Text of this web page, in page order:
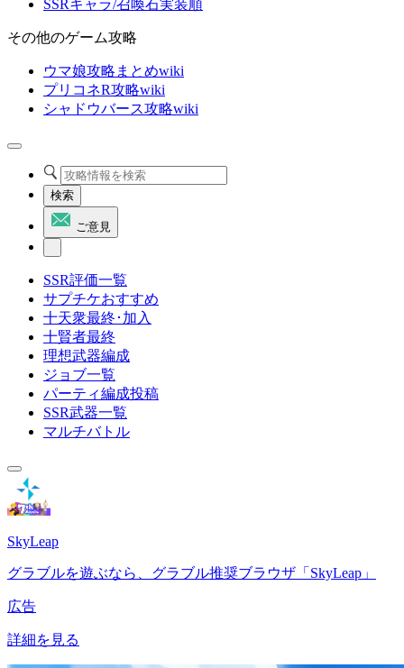
SSRキャラ/召喚石実装順
その他のゲーム攻略
ウマ娘攻略まとめwiki
プリコネR攻略wiki
シャドウバース攻略wiki
検索
ご意見
SSR評価一覧
サプチケおすすめ
十天衆最終･加入
十賢者最終
理想武器編成
ジョブ一覧
パーティ編成投稿
SSR武器一覧
マルチバトル
SkyLeap
グラブルを遊ぶなら、グラブル推奨ブラウザ「SkyLeap」
広告
詳細を見る